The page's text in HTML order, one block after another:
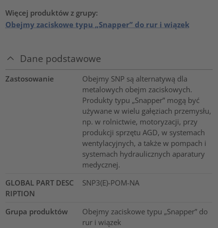
Więcej produktów z grupy:
Obejmy zaciskowe typu „Snapper” do rur i wiązek
Dane podstawowe
Zastosowanie
Obejmy SNP są alternatywą dla
metalowych obejm zaciskowych.
Produkty typu „Snapper” mogą być
używane w wielu gałęziach przemysłu,
np. w rolnictwie, motoryzacji, przy
produkcji sprzętu AGD, w systemach
wentylacyjnych, a także w pompach i
systemach hydraulicznych aparatury
medycznej.
GLOBAL PART DESC
RIPTION
SNP3(E)-POM-NA
Grupa produktów
Obejmy zaciskowe typu „Snapper” do
rur i wiązek